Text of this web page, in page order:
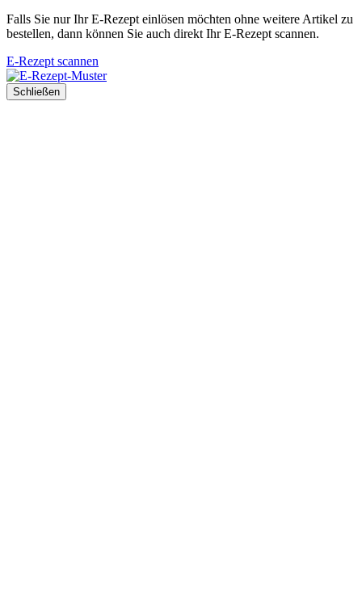
Falls Sie nur Ihr E-Rezept einlösen möchten ohne weitere Artikel zu
bestellen, dann können Sie auch direkt Ihr E-Rezept scannen.
E-Rezept scannen
Schließen